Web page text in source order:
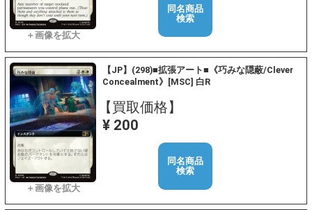
同名商品
検索
【JP】(298)■拡張アート■《巧みな隠蔽/Clever
Concealment》[MSC] 白R
【買取価格】
¥ 200
同名商品
検索